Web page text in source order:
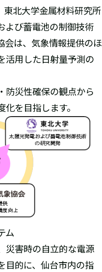
東北大学金属材料研究所
よび蓄電池の制御技術
会は、気象情報提供のほ
活用した日射量予測の
防災性確保の観点から
を目指します。
ム
災害時の自立的な電源
目的に、仙台市内の指